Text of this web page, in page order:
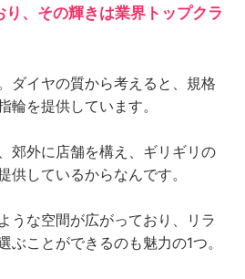
り、その輝きは業界トップクラ
ダイヤの質から考えると、規格
輪を提供しています。
郊外に店舗を構え、ギリギリの
供しているからなんです。
うな空間が広がっており、リラ
ぶことができるのも魅力の1つ。